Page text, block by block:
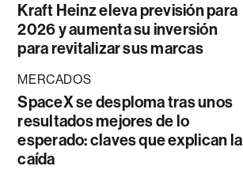
Kraft Heinz eleva previsión para
2026 y aumenta su inversión
para revitalizar sus marcas
MERCADOS
SpaceX se desploma tras unos
resultados mejores de lo
esperado: claves que explican la
caída